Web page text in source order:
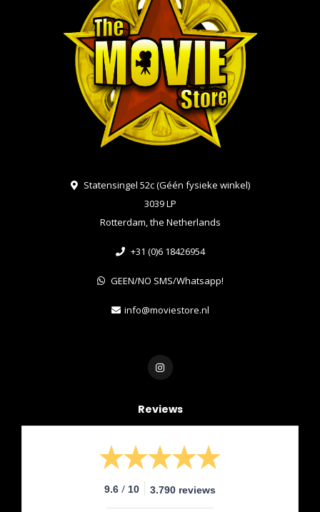
Statensingel 52c (Géén fysieke winkel)
3039 LP
Rotterdam, the Netherlands
+31 (0)6 18426954
GEEN/NO SMS/Whatsapp!
info@moviestore.nl
Reviews
9.6 / 10 3.790 reviews